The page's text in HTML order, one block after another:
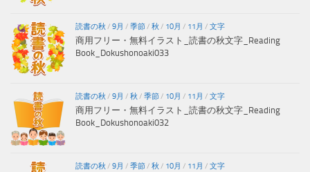
読書の秋 / 9月 / 季節/ 秋 / 10月 / 11月 / 文字
商用フリー・無料イラスト_読書の秋文字_Reading
Book_Dokushonoaki033
読書の秋 / 9月 / 秋 / 季節/ 10月 / 11月 / 文字
商用フリー・無料イラスト_読書の秋文字_Reading
Book_Dokushonoaki032
読書の秋 / 9月 / 季節/ 秋 / 10月 / 11月 / 文字